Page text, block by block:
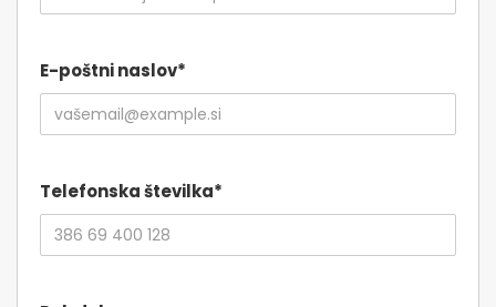
E-poštni naslov*
Telefonska številka*